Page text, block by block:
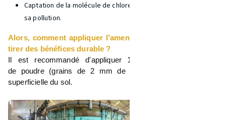
Captation de la molécule de chloredécone et la réduction de
sa pollution.
Alors, comment appliquer l’amendement biochar pour en
tirer des bénéfices durable ?
Il est recommandé d'appliquer 10 tonnes par hectare
de poudre (grains de 2 mm de diamètre) sur la couche
superficielle du sol.